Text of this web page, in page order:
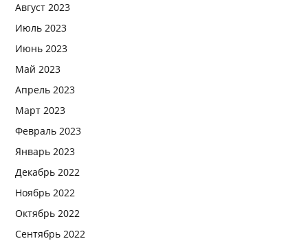
Август 2023
Июль 2023
Июнь 2023
Май 2023
Апрель 2023
Март 2023
Февраль 2023
Январь 2023
Декабрь 2022
Ноябрь 2022
Октябрь 2022
Сентябрь 2022